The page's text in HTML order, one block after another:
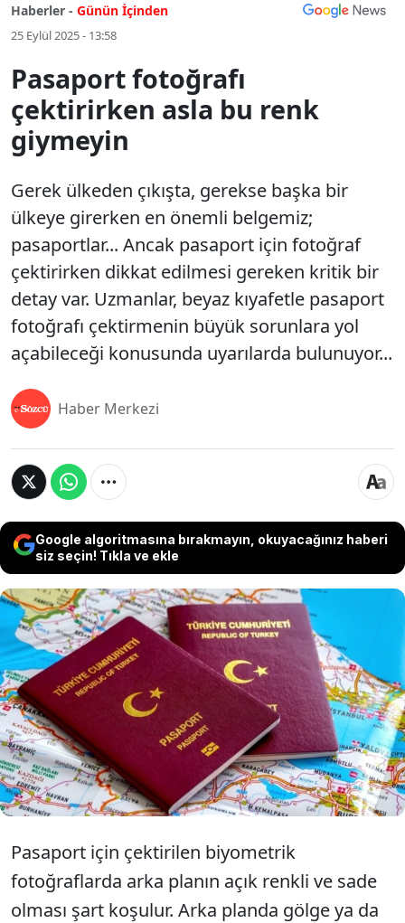
Haberler - Günün İçinden
25 Eylül 2025 - 13:58
Pasaport fotoğrafı
çektirirken asla bu renk
giymeyin
Gerek ülkeden çıkışta, gerekse başka bir
ülkeye girerken en önemli belgemiz;
pasaportlar... Ancak pasaport için fotoğraf
çektirirken dikkat edilmesi gereken kritik bir
detay var. Uzmanlar, beyaz kıyafetle pasaport
fotoğrafı çektirmenin büyük sorunlara yol
açabileceği konusunda uyarılarda bulunuyor...
Haber Merkezi
Google algoritmasına bırakmayın, okuyacağınız haberi
siz seçin! Tıkla ve ekle
Gerek ülkeden çıkışta, gerekse başka bir ülkeye
girerken en önemli belgemiz; pasaportlar... Ancak
pasaport için fotoğraf çektirirken dikkat edilmesi
gereken kritik bir detay var. Uzmanlar, beyaz
kıyafetle pasaport fotoğrafı çektirmenin büyük
sorunlara yol açabileceği konusunda uyarılarda
bulunuyor...
Pasaport için çektirilen biyometrik
fotoğraflarda arka planın açık renkli ve sade
olması şart koşulur. Arka planda gölge ya da